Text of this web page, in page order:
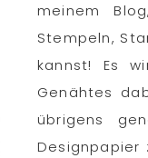
meinem
Stempeln,
kannst! Es
Genähtes
übrigens
Designpapier